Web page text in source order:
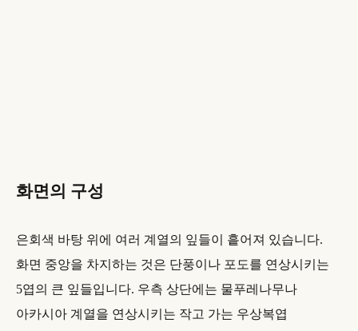
화면의 구성
은회색 바탕 위에 여러 계열의 잎들이 흩어져 있습니다.
화면 중앙을 차지하는 것은 단풍이나 포도를 연상시키는
5엽의 큰 잎들입니다. 우측 상단에는 물푸레나무나
아카시아 계열을 연상시키는 작고 가는 우상복엽